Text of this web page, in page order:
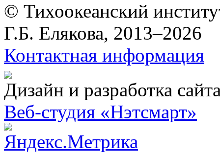
© Тихоокеанский
Г.Б. Елякова, 2013–2026
Контактная информация
Дизайн и разработка
Веб-студия «Нэтсмарт»